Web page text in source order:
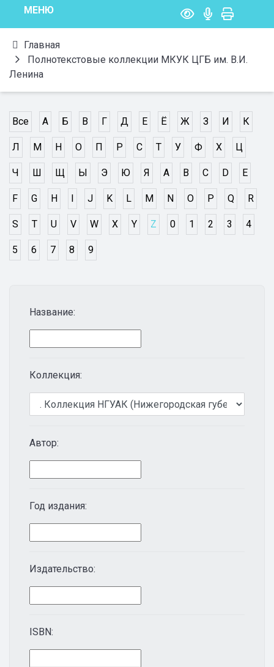
МЕНЮ
Главная
Полнотекстовые коллекции МКУК ЦГБ им. В.И.
Ленина
Название:
Коллекция:
Автор:
Год издания:
Издательство:
ISBN:
Все А Б В Г Д Е Ё Ж З И К
Л М Н О П Р С Т У Ф Х Ц
Ч Ш Щ Ы Э Ю Я A B C D E
F G H I J K L M N O P Q R
S T U V W X Y Z 0 1 2 3 4
5 6 7 8 9